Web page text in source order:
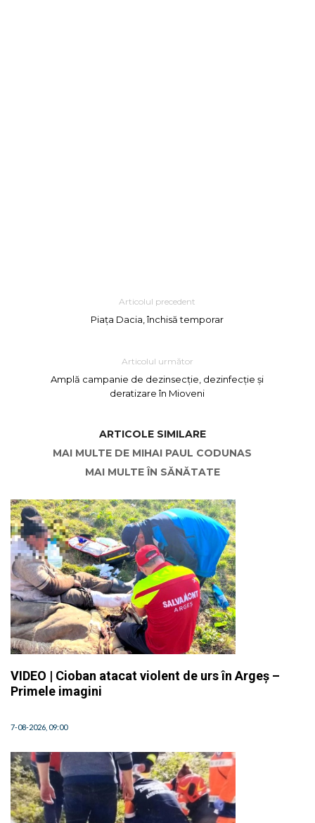
Articolul precedent
Piața Dacia, închisă temporar
Articolul următor
Amplă campanie de dezinsecție, dezinfecție și
deratizare în Mioveni
ARTICOLE SIMILARE
MAI MULTE DE MIHAI PAUL CODUNAS
MAI MULTE ÎN SĂNĂTATE
VIDEO | Cioban atacat violent de urs în Argeș –
Primele imagini
7-08-2026, 09:00